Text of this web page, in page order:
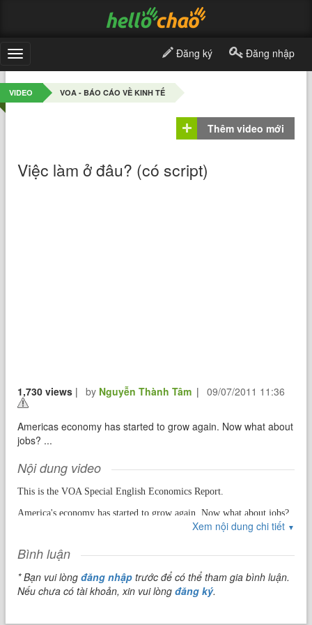
Toggle
navigation
Đăng ký Đăng nhập
VIDEO VOA - BÁO CÁO VỀ KINH TẾ
Thêm video mới
Việc làm ở đâu? (có script)
1,730 views | by Nguyễn Thành Tâm | 09/07/2011 11:36
Americas economy has started to grow again. Now what about
jobs? ...
Nội dung video
This is the VOA Special English Economics Report.
America's economy has started to grow again. Now what about jobs?
The government says productivity jumped in July, August and
September. That meant companies produced more with fewer
workers. Also, new claims for unemployment aid fell at the end of
October to the lowest number since January.
But eight million jobs have disappeared since the recession began in
Xem nội dung chi tiết ▼
Bình luận
* Bạn vui lòngđăng nhập trước để có thể tham gia bình luận.
Nếu chưa có tài khoản, xin vui lòngđăng ký.